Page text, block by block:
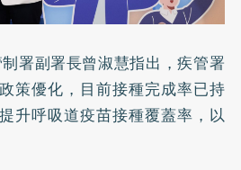
署副署長曾淑慧指出，疾管署
策優化，目前接種完成率已持
升呼吸道疫苗接種覆蓋率，以